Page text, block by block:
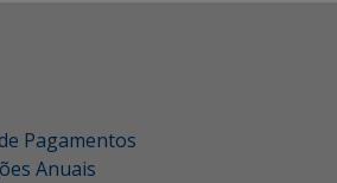
Pagamentos
Anuais